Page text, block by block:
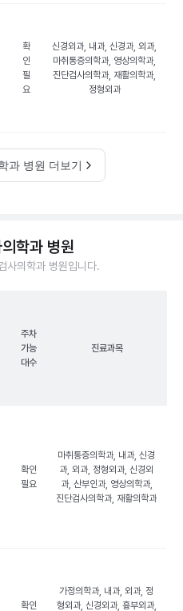
확
인
필
요
신경외과, 내과, 신경과, 외과,
마취통증의학과, 영상의학과,
진단검사의학과, 재활의학과,
정형외과
과 병원 더보기
학과 병원
사의학과 병원입니다.
주차
가능
대수
진료과목
확인
필요
마취통증의학과, 내과, 신경
과, 외과, 정형외과, 신경외
과, 산부인과, 영상의학과,
진단검사의학과, 재활의학과
확인
가정의학과, 내과, 외과, 정
형외과, 신경외과, 흉부외과,